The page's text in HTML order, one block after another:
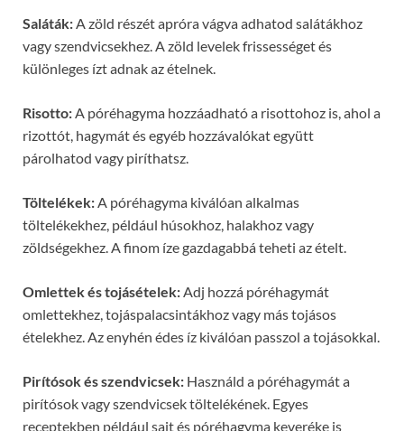
Saláták: A zöld részét apróra vágva adhatod salátákhoz
vagy szendvicsekhez. A zöld levelek frissességet és
különleges ízt adnak az ételnek.
Risotto: A póréhagyma hozzáadható a risottohoz is, ahol a
rizottót, hagymát és egyéb hozzávalókat együtt
párolhatod vagy piríthatsz.
Töltelékek: A póréhagyma kiválóan alkalmas
töltelékekhez, például húsokhoz, halakhoz vagy
zöldségekhez. A finom íze gazdagabbá teheti az ételt.
Omlettek és tojásételek: Adj hozzá póréhagymát
omlettekhez, tojáspalacsintákhoz vagy más tojásos
ételekhez. Az enyhén édes íz kiválóan passzol a tojásokkal.
Pirítósok és szendvicsek: Használd a póréhagymát a
pirítósok vagy szendvicsek töltelékének. Egyes
receptekben például sajt és póréhagyma keveréke is